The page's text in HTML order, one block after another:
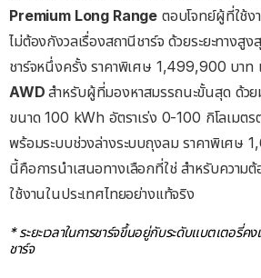
Premium Long Range ตอบโจทย์ผู้ที่ใช้ง
ไม่ต้องกังวลเรื่องสถานีชาร์จ ด้วยระยะทางสู
ชาร์จหนึ่งครั้ง ราคาพิเศษ 1,499,900 บาท
AWDสำหรับผู้ที่มองหาสมรรถนะขั้นสุด ด้วย
ขนาด 100 kWh อัตราเร่ง 0-100 กิโลเมต
พร้อมระบบช่วงล่างระบบถุงลม ราคาพิเศษ
นี้คือการนำเสนอทางเลือกที่ใช่ สำหรับความ
ใช้งานในประเทศไทยอย่างแท้จริง
* ระยะเวลาในการชาร์จขึ้นอยู่กับระดับแบตเตอรี่ค
ชาร์จ